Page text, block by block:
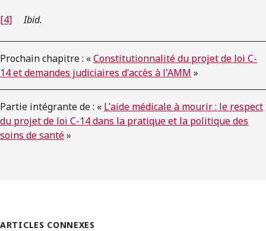
[4] Ibid.
Prochain chapitre : «Constitutionnalité du projet de loi C-
14 et demandes judiciaires d'accès à l'AMM »
Partie intégrante de : « L'aide médicale à mourir : le respect
du projet de loi C-14 dans la pratique et la politique des
soins de santé»
ARTICLES CONNEXES